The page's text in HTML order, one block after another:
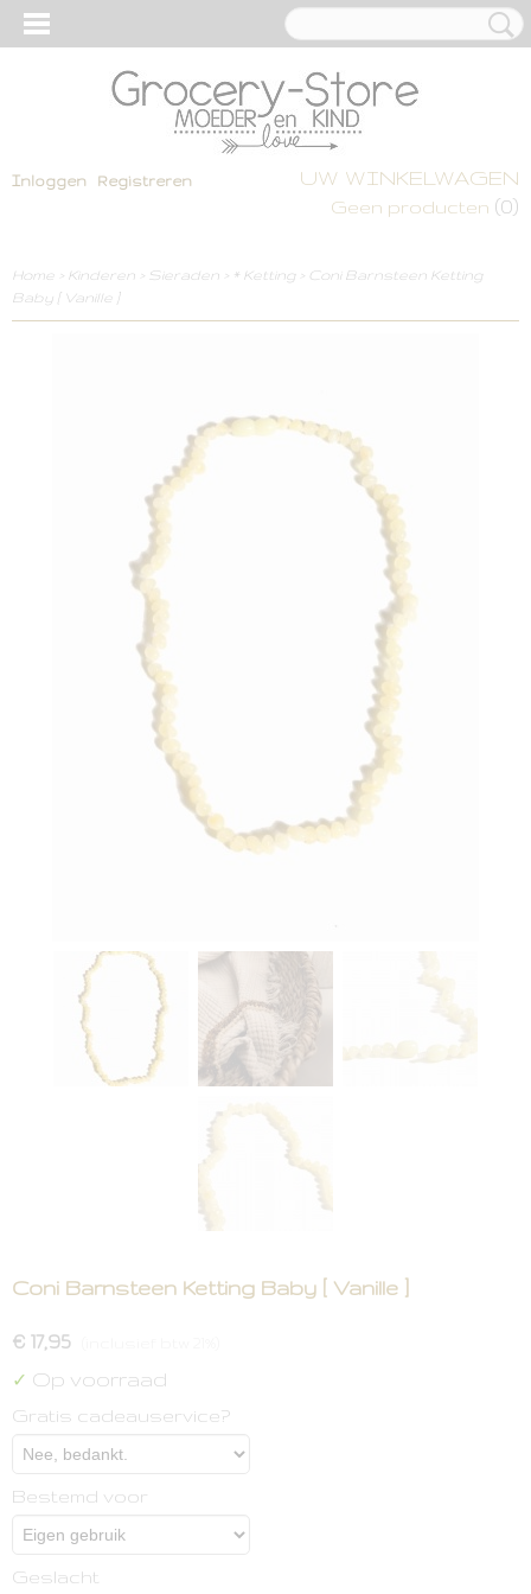
Inloggen Registreren UW WINKELWAGEN
Geen producten (0)
Home > Kinderen > Sieraden > * Ketting> Coni Barnsteen Ketting
Baby [ Vanille ]
Coni Barnsteen Ketting Baby [ Vanille ]
€ 17,95
✓ Op voorraad
Gratis cadeauservice?
Bestemd voor
Geslacht